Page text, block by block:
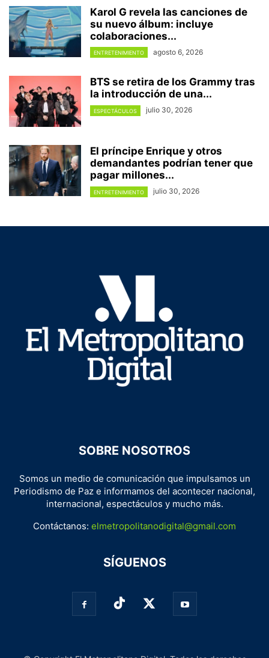
Karol G revela las canciones de
su nuevo álbum: incluye
colaboraciones...
ENTRETENIMIENTO agosto 6, 2026
BTS se retira de los Grammy tras
la introducción de una...
ESPECTÁCULOS julio 30, 2026
El príncipe Enrique y otros
demandantes podrían tener que
pagar millones...
ENTRETENIMIENTO julio 30, 2026
SOBRE NOSOTROS
Somos un medio de comunicación que impulsamos un
Periodismo de Paz e informamos del acontecer nacional,
internacional, espectáculos y mucho más.
Contáctanos: elmetropolitanodigital@gmail.com
SÍGUENOS